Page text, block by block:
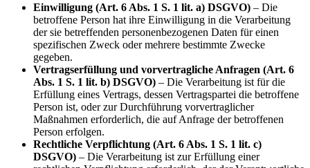
Einwilligung (Art. 6 Abs. 1 S. 1 lit. a) DSGVO) – Die
betroffene Person hat ihre Einwilligung in die Verarbeitung
der sie betreffenden personenbezogenen Daten für einen
spezifischen Zweck oder mehrere bestimmte Zwecke
gegeben.
Vertragserfüllung und vorvertragliche Anfragen (Art. 6
Abs. 1 S. 1 lit. b) DSGVO) – Die Verarbeitung ist für die
Erfüllung eines Vertrags, dessen Vertragspartei die betroffene
Person ist, oder zur Durchführung vorvertraglicher
Maßnahmen erforderlich, die auf Anfrage der betroffenen
Person erfolgen.
Rechtliche Verpflichtung (Art. 6 Abs. 1 S. 1 lit. c)
DSGVO) – Die Verarbeitung ist zur Erfüllung einer